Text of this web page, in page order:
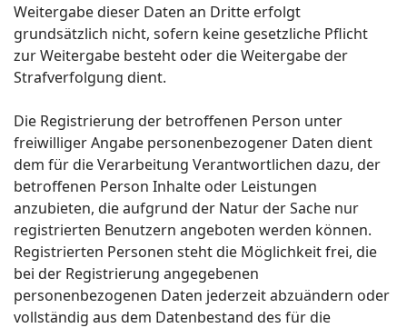
Weitergabe dieser Daten an Dritte erfolgt
grundsätzlich nicht, sofern keine gesetzliche Pflicht
zur Weitergabe besteht oder die Weitergabe der
Strafverfolgung dient.
Die Registrierung der betroffenen Person unter
freiwilliger Angabe personenbezogener Daten dient
dem für die Verarbeitung Verantwortlichen dazu, der
betroffenen Person Inhalte oder Leistungen
anzubieten, die aufgrund der Natur der Sache nur
registrierten Benutzern angeboten werden können.
Registrierten Personen steht die Möglichkeit frei, die
bei der Registrierung angegebenen
personenbezogenen Daten jederzeit abzuändern oder
vollständig aus dem Datenbestand des für die